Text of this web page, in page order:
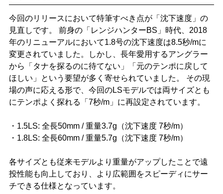
今回のリリースにおいて特筆すべき点が「沈下速度」の
見直しです。 前身の「レンジハンターBS」時代、2018
年のリニューアルにおいて1.8号の沈下速度は8.5秒/mに
変更されていました。しかし、長年愛用するアングラー
から「タナを探るのに待てない」「元のテンポに戻して
ほしい」という要望が多く寄せられていました。 その現
場の声に応える形で、今回のLSモデルでは両サイズとも
にテンポよく探れる「7秒/m」に再設定されています。
・1.5LS: 全長50mm / 重量3.7g（沈下速度 7秒/m）
・1.8LS: 全長60mm / 重量5.7g（沈下速度 7秒/m）
各サイズとも従来モデルより重量がアップしたことで遠
投性能も向上しており、より広範囲をスピーディにサー
チできる仕様となっています。